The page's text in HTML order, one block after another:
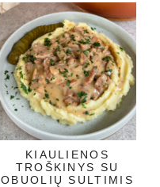
KIAULIENOS
TROŠKINYS SU
OBUOLIŲ SULTIMIS